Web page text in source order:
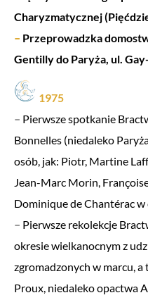
Charyzmatycznej
– Przeprowadzka
Gentilly do Paryża, ul.
1975
– Pierwsze spotkanie
Bonnelles (niedaleko
osób, jak: Piotr, Martine
Jean-Marc Morin,
Dominique de Chantérac w
– Pierwsze rekolekcje
okresie wielkanocnym z
zgromadzonych w marcu, a
Proux, niedaleko opactwa